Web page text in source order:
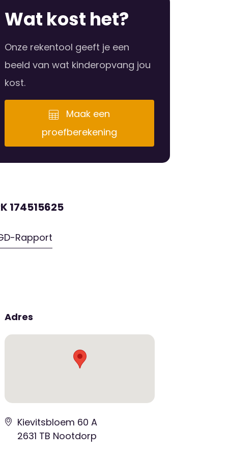
Wat kost het?
Onze rekentool geeft je een
beeld van wat kinderopvang jou
kost.
Maak een
proefberekening
174515625
Rapport
Adres
Kievitsbloem 60 A
2631 TB Nootdorp